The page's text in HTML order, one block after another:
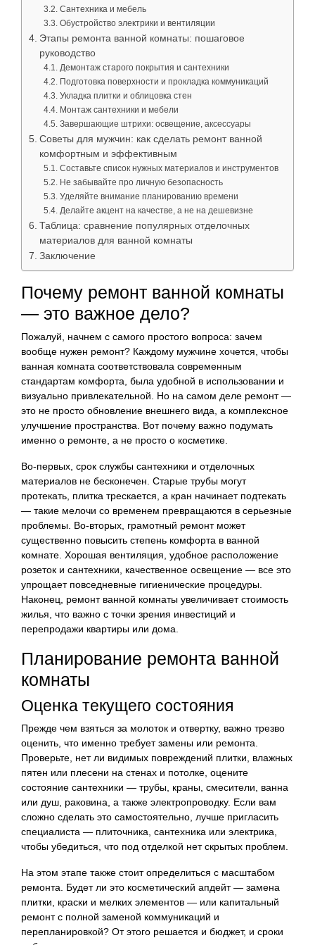
Сантехника и мебель
Обустройство электрики и вентиляции
Этапы ремонта ванной комнаты: пошаговое
руководство
Демонтаж старого покрытия и сантехники
Подготовка поверхности и прокладка коммуникаций
Укладка плитки и облицовка стен
Монтаж сантехники и мебели
Завершающие штрихи: освещение, аксессуары
Советы для мужчин: как сделать ремонт ванной
комфортным и эффективным
Составьте список нужных материалов и инструментов
Не забывайте про личную безопасность
Уделяйте внимание планированию времени
Делайте акцент на качестве, а не на дешевизне
Таблица: сравнение популярных отделочных
материалов для ванной комнаты
Заключение
Почему ремонт ванной комнаты
— это важное дело?
Пожалуй, начнем с самого простого вопроса: зачем
вообще нужен ремонт? Каждому мужчине хочется, чтобы
ванная комната соответствовала современным
стандартам комфорта, была удобной в использовании и
визуально привлекательной. Но на самом деле ремонт —
это не просто обновление внешнего вида, а комплексное
улучшение пространства. Вот почему важно подумать
именно о ремонте, а не просто о косметике.
Во-первых, срок службы сантехники и отделочных
материалов не бесконечен. Старые трубы могут
протекать, плитка трескается, а кран начинает подтекать
— такие мелочи со временем превращаются в серьезные
проблемы. Во-вторых, грамотный ремонт может
существенно повысить степень комфорта в ванной
комнате. Хорошая вентиляция, удобное расположение
розеток и сантехники, качественное освещение — все это
упрощает повседневные гигиенические процедуры.
Наконец, ремонт ванной комнаты увеличивает стоимость
жилья, что важно с точки зрения инвестиций и
перепродажи квартиры или дома.
Планирование ремонта ванной
комнаты
Оценка текущего состояния
Прежде чем взяться за молоток и отвертку, важно трезво
оценить, что именно требует замены или ремонта.
Проверьте, нет ли видимых повреждений плитки, влажных
пятен или плесени на стенах и потолке, оцените
состояние сантехники — трубы, краны, смесители, ванна
или душ, раковина, а также электропроводку. Если вам
сложно сделать это самостоятельно, лучше пригласить
специалиста — плиточника, сантехника или электрика,
чтобы убедиться, что под отделкой нет скрытых проблем.
На этом этапе также стоит определиться с масштабом
ремонта. Будет ли это косметический апдейт — замена
плитки, краски и мелких элементов — или капитальный
ремонт с полной заменой коммуникаций и
перепланировкой? От этого решается и бюджет, и сроки